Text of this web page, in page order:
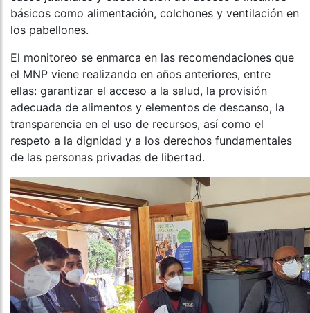
básicos como alimentación, colchones y ventilación en
los pabellones.
El monitoreo se enmarca en las recomendaciones que
el MNP viene realizando en años anteriores, entre
ellas: garantizar el acceso a la salud, la provisión
adecuada de alimentos y elementos de descanso, la
transparencia en el uso de recursos, así como el
respeto a la dignidad y a los derechos fundamentales
de las personas privadas de libertad.